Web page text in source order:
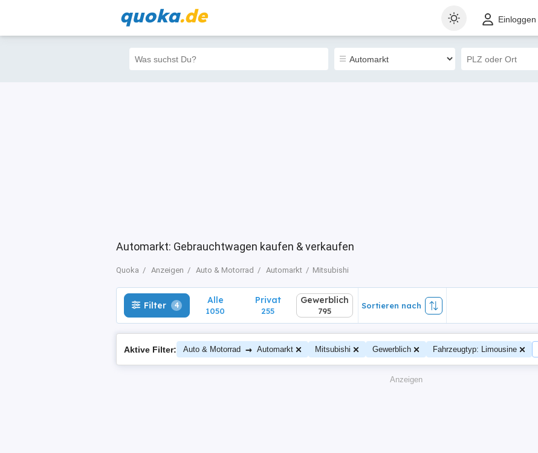
quoka.de Einloggen
Automarkt: Gebrauchtwagen kaufen & verkaufen
Quoka Anzeigen Auto & Motorrad Automarkt Mitsubishi
Filter 4 Alle
1050
Filter 4 Alle
1050
Privat
255
Gewerblich
795
Sortieren nach
Aktive Filter: Auto & Motorrad → Automarkt Mitsubishi Gewerblich Fahrzeugtyp: Limousine
Anzeigen